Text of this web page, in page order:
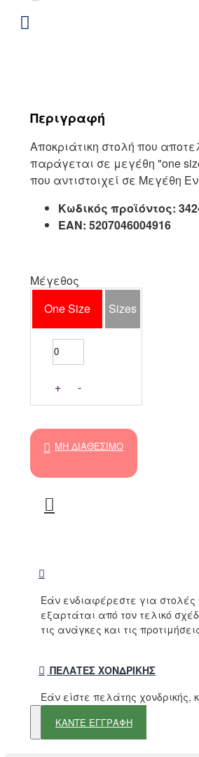
Περιγραφή
Αποκριάτικη στολή που
παράγεται σε μεγέθη "one
που αντιστοιχεί σε Μεγέθη
Κωδικός προϊόντος:
EAN: 5207046004916
Μέγεθος
One Size
Sizes
+ -
ΜΗ ΔΙΑΘΈΣΙΜΟ
Εάν ενδιαφέρεστε για
εξαρτάται από τον τελικό
τις ανάγκες και τις
ΠΕΛΆΤΕΣ ΧΟΝΔΡΙΚΉΣ
Εάν είστε πελάτης
ΚΑΝΤΕ ΕΓΓΡΑΦΗ